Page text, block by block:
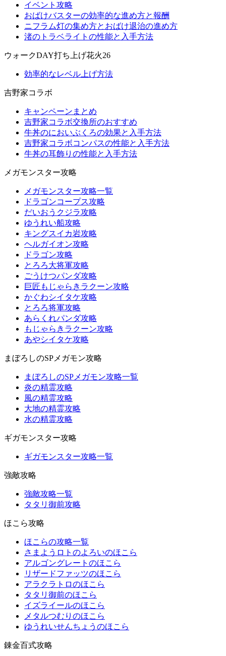
イベント攻略
おばけバスターの効率的な進め方と報酬
ニフラム灯の集め方とおばけ退治の進め方
渚のトラベライトの性能と入手方法
ウォークDAY打ち上げ花火26
効率的なレベル上げ方法
吉野家コラボ
キャンペーンまとめ
吉野家コラボ交換所のおすすめ
牛丼のにおいぶくろの効果と入手方法
吉野家コラボコンパスの性能と入手方法
牛丼の耳飾りの性能と入手方法
メガモンスター攻略
メガモンスター攻略一覧
ドラゴンコープス攻略
だいおうクジラ攻略
ゆうれい船攻略
キングスイカ岩攻略
ヘルガイオン攻略
ドラゴン攻略
とろろ大将軍攻略
ごうけつパンダ攻略
巨匠もじゃらきラクーン攻略
かぐわシイタケ攻略
とろろ将軍攻略
あらくれパンダ攻略
もじゃらきラクーン攻略
あやシイタケ攻略
まぼろしのSPメガモン攻略
まぼろしのSPメガモン攻略一覧
炎の精霊攻略
風の精霊攻略
大地の精霊攻略
水の精霊攻略
ギガモンスター攻略
ギガモンスター攻略一覧
強敵攻略
強敵攻略一覧
タタリ御前攻略
ほこら攻略
ほこらの攻略一覧
さまようロトのよろいのほこら
アルゴングレートのほこら
リザードファッツのほこら
アラクラトロのほこら
タタリ御前のほこら
イズライールのほこら
メタルつむりのほこら
ゆうれいせんちょうのほこら
錬金百式攻略